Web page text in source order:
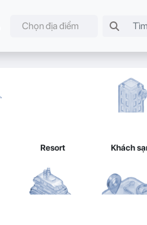
Chọn địa điểm
Resort Khách